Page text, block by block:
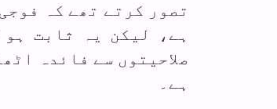
تصور کرتے تھے کہ
ہے، لیکن یہ ثابت
صلاحیتوں سے فائدہ
ہے۔